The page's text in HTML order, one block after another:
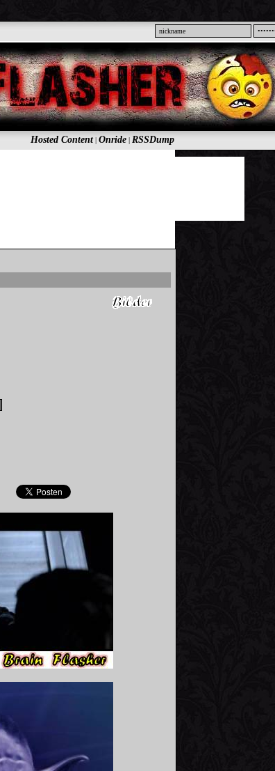
Hosted Content| Onride| RSSDump